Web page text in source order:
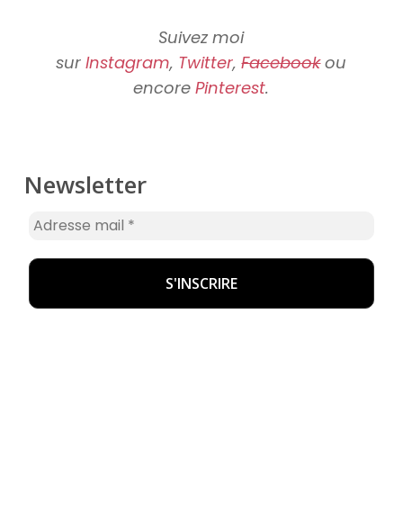
Suivez moi
surInstagram, Twitter,Facebookou
encorePinterest.
Newsletter